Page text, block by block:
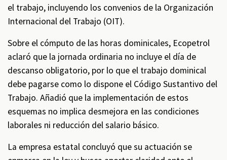
el trabajo, incluyendo los convenios de la Organización
Internacional del Trabajo (OIT).
Sobre el cómputo de las horas dominicales, Ecopetrol
aclaró que la jornada ordinaria no incluye el día de
descanso obligatorio, por lo que el trabajo dominical
debe pagarse como lo dispone el Código Sustantivo del
Trabajo. Añadió que la implementación de estos
esquemas no implica desmejora en las condiciones
laborales ni reducción del salario básico.
La empresa estatal concluyó que su actuación se